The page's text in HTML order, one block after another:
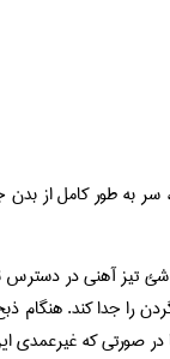
به طور کامل از
تیز آهنی در دسترس
‌را جدا کند. هنگام
در صورتی که غیرعمدی